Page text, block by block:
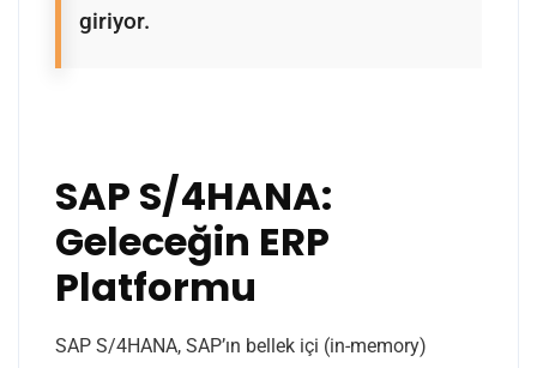
giriyor.
SAP S/4HANA:
Geleceğin ERP
Platformu
SAP S/4HANA, SAP’ın bellek içi (in-memory)